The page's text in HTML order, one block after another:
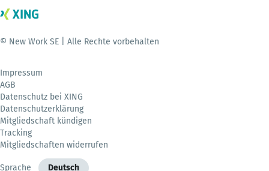
© New Work SE | Alle Rechte vorbehalten
Impressum
AGB
Datenschutz bei XING
Datenschutzerklärung
Mitgliedschaft kündigen
Tracking
Mitgliedschaften widerrufen
Sprache Deutsch